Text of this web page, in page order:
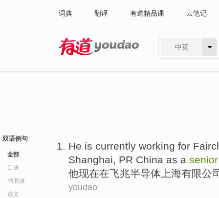
词典 翻译 有道精品课 云笔记
中英
双语例句
全部
口语
书面语
论文
He is currently working for
Shanghai, PR China as a senior
他现在在飞兆半导体 上海有限公
youdao